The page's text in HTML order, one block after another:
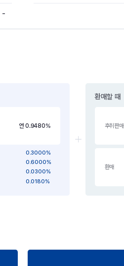
-
연 0.9480%
0.3000%
0.6000%
0.0300%
0.0180%
환매할 때
후취판매
환매